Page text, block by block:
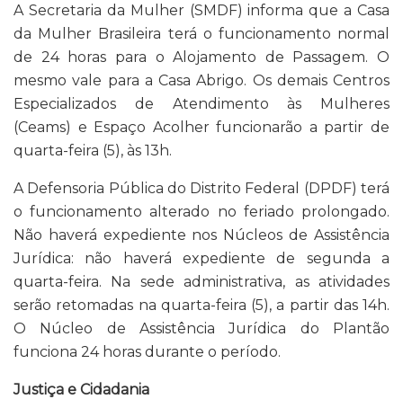
A Secretaria da Mulher (SMDF) informa que a Casa
da Mulher Brasileira terá o funcionamento normal
de 24 horas para o Alojamento de Passagem. O
mesmo vale para a Casa Abrigo. Os demais Centros
Especializados de Atendimento às Mulheres
(Ceams) e Espaço Acolher funcionarão a partir de
quarta-feira (5), às 13h.
A Defensoria Pública do Distrito Federal (DPDF) terá
o funcionamento alterado no feriado prolongado.
Não haverá expediente nos Núcleos de Assistência
Jurídica: não haverá expediente de segunda a
quarta-feira. Na sede administrativa, as atividades
serão retomadas na quarta-feira (5), a partir das 14h.
O Núcleo de Assistência Jurídica do Plantão
funciona 24 horas durante o período.
Justiça e Cidadania